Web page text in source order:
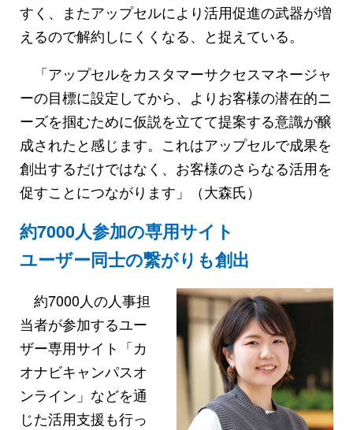
すく、またアップセルにより活用促進の武器が増
えるので解約しにくくなる、と捉えている。
「アップセルをカスタマーサクセスマネージャ
ーの目標に設定してから、よりお客様の潜在的ニ
ーズを掴むために仮説を立てて提案する意識が醸
成されたと感じます。これはアップセルで成果を
創出するだけではなく、お客様のさらなる活用を
促すことにつながります」（大森氏）
約7000人参加の専用サイト
ユーザー同士の繋がりも創出
約7000人の人事担
当者が参加するユー
ザー専用サイト「カ
オナビキャンパスオ
ンライン」などを通
じた活用支援も行っ